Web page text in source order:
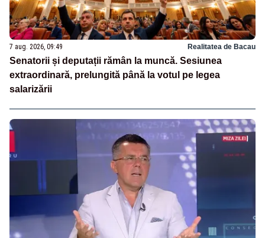
7 aug. 2026, 09:49 Realitatea de Bacau
Senatorii și deputații rămân la muncă. Sesiunea
extraordinară, prelungită până la votul pe legea
salarizării